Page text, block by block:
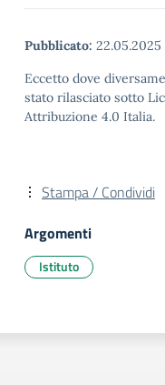
Pubblicato: 22.05.2025
Eccetto dove
stato rilasciato sotto
Attribuzione 4.0 Italia.
Stampa / Condividi
Argomenti
Istituto